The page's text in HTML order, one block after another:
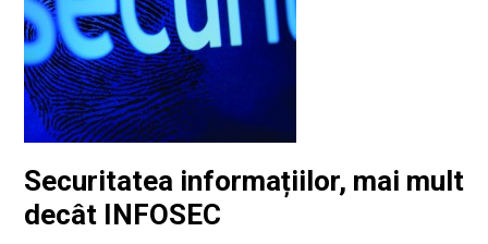
Securitatea informațiilor, mai mult
decât INFOSEC